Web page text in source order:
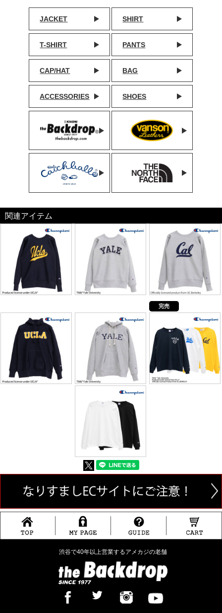
JACKET SHIRT
T-SHIRT PANTS
CAP/HAT BAG
ACCESSORIES SHOES
関連アイテム
完売
渋谷で40年以上営業するアメカジの老舗